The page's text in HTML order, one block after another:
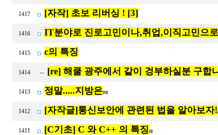
1417 [자작] 초보 리버싱 ! [3]
1416 IT분야로 진로고민이나,취업,이직고민으
1415 c의 특징
1414 [re] 해쿨 광주에서 같이 겅부하실분 구합
1413 정말.....지방은[11]
1412 [자작글]통신보안에 관련된 법을 알아보자!
1411 [C기초] C 와 C++ 의 특징 [1]